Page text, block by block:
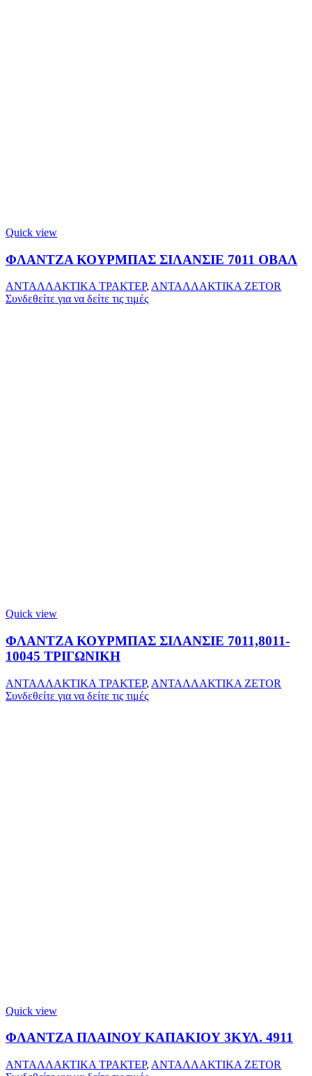
Quick view
ΦΛΑΝΤΖΑ ΚΟΥΡΜΠΑΣ ΣΙΛΑΝΣΙΕ 7011 ΟΒΑΛ
ΑΝΤΑΛΛΑΚΤΙΚΑ ΤΡΑΚΤΕΡ, ΑΝΤΑΛΛΑΚΤΙΚΑ ZETOR
Συνδεθείτε για να δείτε τις τιμές
Quick view
ΦΛΑΝΤΖΑ ΚΟΥΡΜΠΑΣ ΣΙΛΑΝΣΙΕ 7011,8011-
10045 ΤΡΙΓΩΝΙΚΗ
ΑΝΤΑΛΛΑΚΤΙΚΑ ΤΡΑΚΤΕΡ, ΑΝΤΑΛΛΑΚΤΙΚΑ ZETOR
Συνδεθείτε για να δείτε τις τιμές
Quick view
ΦΛΑΝΤΖΑ ΠΛΑΙΝΟΥ ΚΑΠΑΚΙΟΥ 3ΚΥΛ. 4911
ΑΝΤΑΛΛΑΚΤΙΚΑ ΤΡΑΚΤΕΡ, ΑΝΤΑΛΛΑΚΤΙΚΑ ZETOR